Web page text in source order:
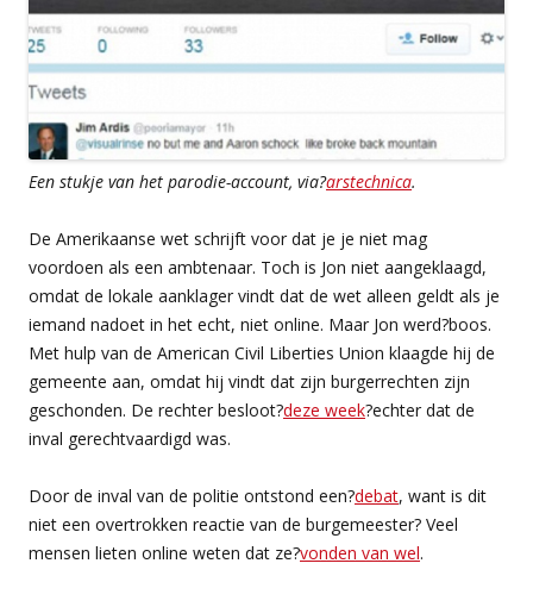
Een stukje van het parodie-account, via?arstechnica.
De Amerikaanse wet schrijft voor dat je je niet mag
voordoen als een ambtenaar. Toch is Jon niet aangeklaagd,
omdat de lokale aanklager vindt dat de wet alleen geldt als je
iemand nadoet in het echt, niet online. Maar Jon werd?boos.
Met hulp van de American Civil Liberties Union klaagde hij de
gemeente aan, omdat hij vindt dat zijn burgerrechten zijn
geschonden. De rechter besloot?deze week?echter dat de
inval gerechtvaardigd was.
Door de inval van de politie ontstond een?debat, want is dit
niet een overtrokken reactie van de burgemeester? Veel
mensen lieten online weten dat ze?vonden van wel.